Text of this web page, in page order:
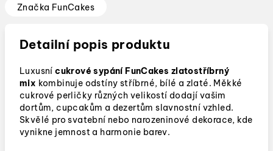
Značka FunCakes
Detailní popis produktu
Luxusnícukrové sypání FunCakes zlatostříbrný
mix kombinuje odstíny stříbrné, bílé a zlaté. Měkké
cukrové perličky různých velikostí dodají vašim
dortům, cupcakům a dezertům slavnostní vzhled.
Skvělé pro svatební nebo narozeninové dekorace, kde
vynikne jemnost a harmonie barev.